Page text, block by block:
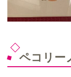
ペコリー